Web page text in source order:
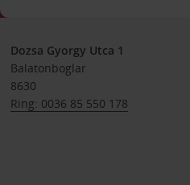
Dozsa Gyorgy Utca 1
Balatonboglar
8630
Ring: 0036 85 550 178